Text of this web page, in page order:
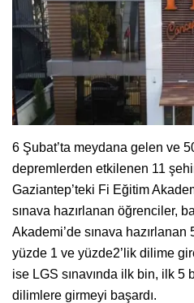
6 Şubat’ta meydana gelen ve
depremlerden etkilenen 11
Gaziantep’teki Fi Eğitim
sınava hazırlanan öğrenciler,
Akademi’de sınava hazırlanan
yüzde 1 ve yüzde2’lik dilime
ise LGS sınavında ilk bin, ilk
dilimlere girmeyi başardı.